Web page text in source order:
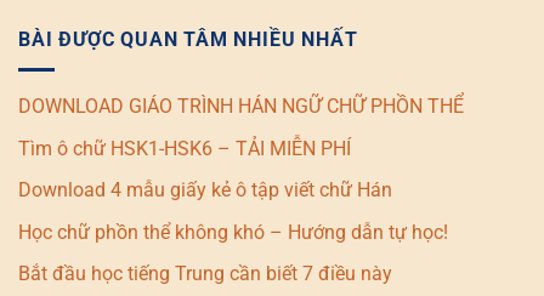
BÀI ĐƯỢC QUAN TÂM NHIỀU NHẤT
DOWNLOAD GIÁO TRÌNH HÁN NGỮ CHỮ PHỒN THỂ
Tìm ô chữ HSK1-HSK6 – TẢI MIỄN PHÍ
Download 4 mẫu giấy kẻ ô tập viết chữ Hán
Học chữ phồn thể không khó – Hướng dẫn tự học!
Bắt đầu học tiếng Trung cần biết 7 điều này